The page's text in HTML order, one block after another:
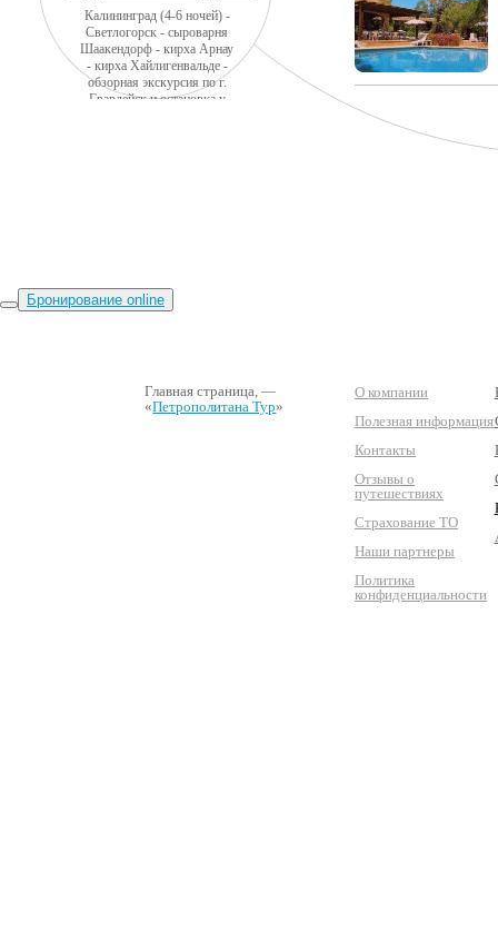
Калининград (4-6 ночей) -
Светлогорск - сыроварня
Шаакендорф - кирха Арнау
- кирха Хайлигенвальде -
обзорная экскурсия по г.
Гвардейск и остановка у
Главная страница, —
«Петрополитана Тур»
О компании
Полезная информация
Контакты
Отзывы о
путешествиях
Страхование ТО
Наши партнеры
Политика
конфиденциальности
Бронирование online